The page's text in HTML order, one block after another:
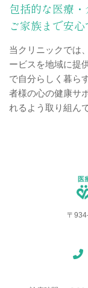
包括的な医療
ご家族まで安
当クリニックでは
ービスを地域に提
で自分らしく暮ら
者様の心の健康サ
れるよう取り組ん
〒